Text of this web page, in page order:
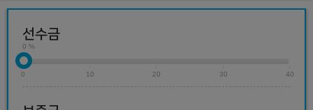
선수금
0 %
0 10 20 30 40